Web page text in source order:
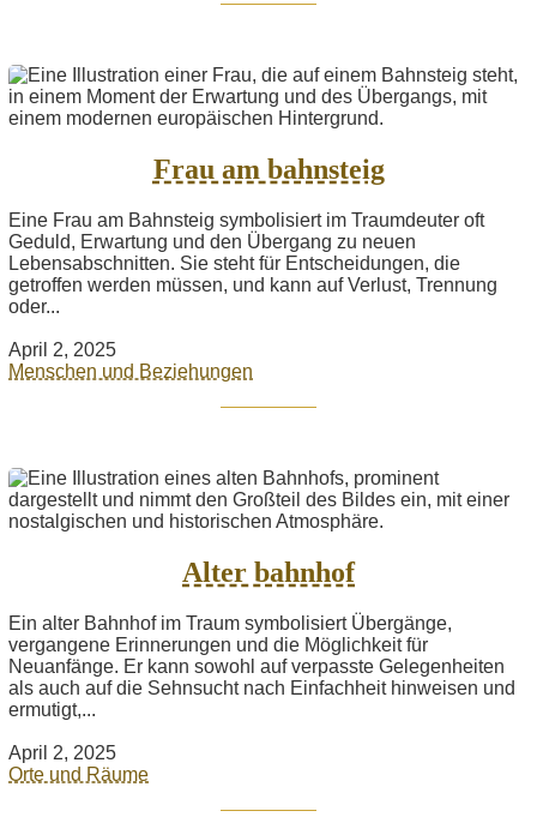
Frau am bahnsteig
Eine Frau am Bahnsteig symbolisiert im Traumdeuter oft
Geduld, Erwartung und den Übergang zu neuen
Lebensabschnitten. Sie steht für Entscheidungen, die
getroffen werden müssen, und kann auf Verlust, Trennung
oder...
April 2, 2025
Menschen und Beziehungen
Alter bahnhof
Ein alter Bahnhof im Traum symbolisiert Übergänge,
vergangene Erinnerungen und die Möglichkeit für
Neuanfänge. Er kann sowohl auf verpasste Gelegenheiten
als auch auf die Sehnsucht nach Einfachheit hinweisen und
ermutigt,...
April 2, 2025
Orte und Räume